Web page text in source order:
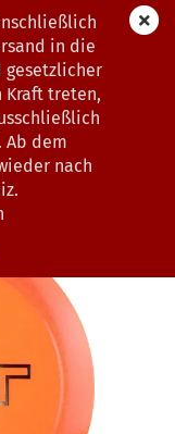
in die
gesetzlicher
Kraft treten,
Ab dem
nach